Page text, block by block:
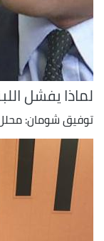
لماذا يفشل
توفيق شومان: